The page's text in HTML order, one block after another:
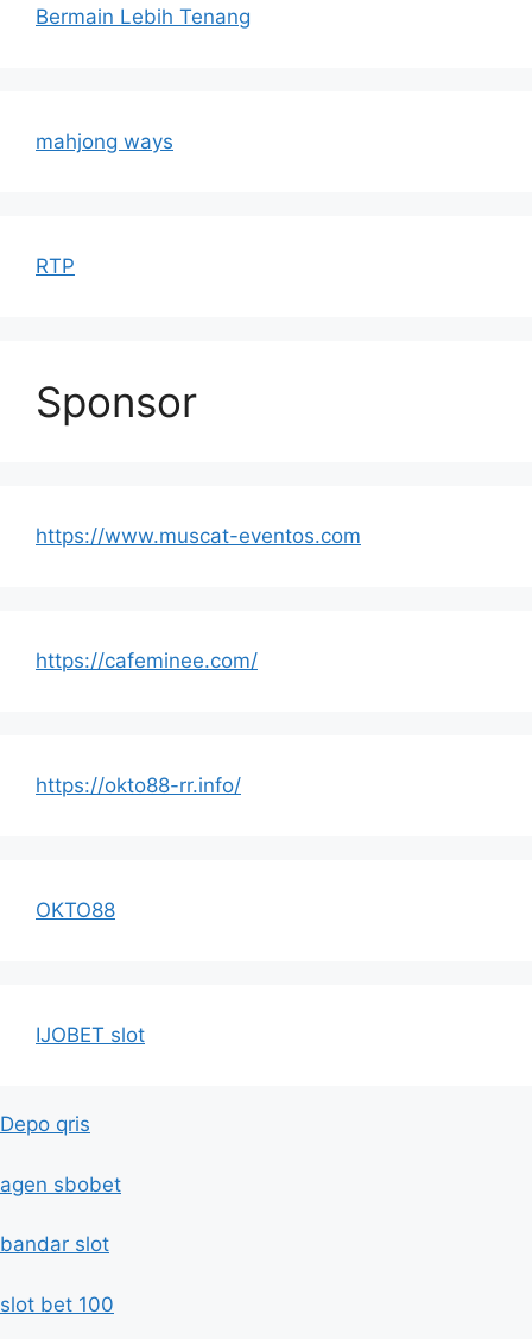
Bermain Lebih Tenang
mahjong ways
RTP
Sponsor
https://www.muscat-eventos.com
https://cafeminee.com/
https://okto88-rr.info/
OKTO88
IJOBET slot
Depo qris
agen sbobet
bandar slot
slot bet 100